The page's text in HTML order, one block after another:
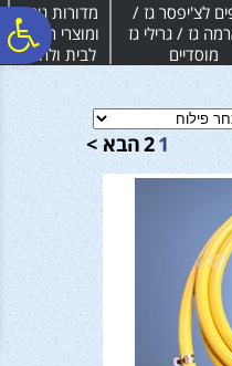
לצ'יפסר גז /
גז / גרילי גז
מוסדיים
מדורות גינה
ומוצרי חימום
לבית ולחצר
1
2הבא >